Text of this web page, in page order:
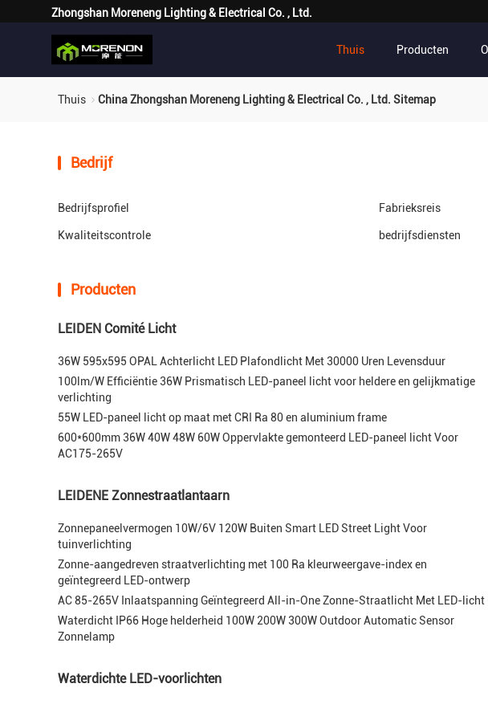
Zhongshan Moreneng Lighting & Electrical Co. , Ltd.
Thuis Producten
Thuis China Zhongshan Moreneng Lighting & Electrical Co. , Ltd. Sitemap
Bedrijf
Bedrijfsprofiel Fabrieksreis
Kwaliteitscontrole bedrijfsdiensten
Producten
LEIDEN Comité Licht
36W 595x595 OPAL Achterlicht LED Plafondlicht Met 30000 Uren Levensduur
100lm/W Efficiëntie 36W Prismatisch LED-paneel licht voor heldere en gelijkmatige
verlichting
55W LED-paneel licht op maat met CRI Ra 80 en aluminium frame
600*600mm 36W 40W 48W 60W Oppervlakte gemonteerd LED-paneel licht Voor
AC175-265V
LEIDENE Zonnestraatlantaarn
Zonnepaneelvermogen 10W/6V 120W Buiten Smart LED Street Light Voor
tuinverlichting
Zonne-aangedreven straatverlichting met 100 Ra kleurweergave-index en
geïntegreerd LED-ontwerp
AC 85-265V Inlaatspanning Geïntegreerd All-in-One Zonne-Straatlicht Met LED-licht
Waterdicht IP66 Hoge helderheid 100W 200W 300W Outdoor Automatic Sensor
Zonnelamp
Waterdichte LED-voorlichten